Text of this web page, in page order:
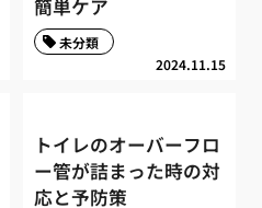
簡単ケア
2024.11.15
未分類
トイレのオーバーフロ
ー管が詰まった時の対
応と予防策